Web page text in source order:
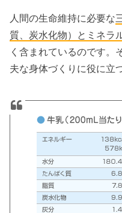
人間の生命維持に必要な
質、炭水化物）とミネラ
く含まれているのです。
夫な身体づくりに役に立